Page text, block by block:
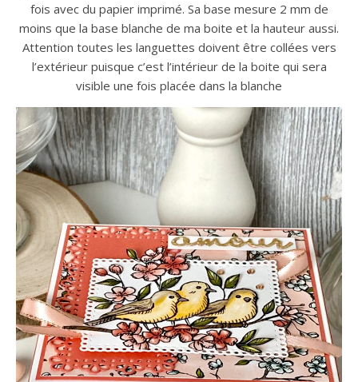
fois avec du papier imprimé. Sa base mesure 2 mm de
moins que la base blanche de ma boite et la hauteur aussi.
Attention toutes les languettes doivent être collées vers
l’extérieur puisque c’est l’intérieur de la boite qui sera
visible une fois placée dans la blanche